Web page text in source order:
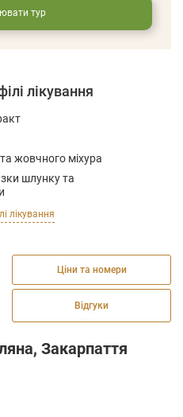
Ціни та номери
Відгуки
Закарпаття
тур
лікування
жовчного міхура
шлунку та
лікування